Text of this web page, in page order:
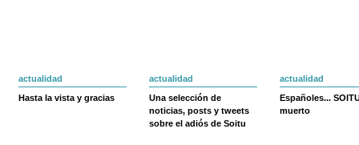
actualidad
Hasta la vista y gracias
actualidad
Una selección de
noticias, posts y tweets
sobre el adiós de Soitu
actualidad
Españoles...
muerto